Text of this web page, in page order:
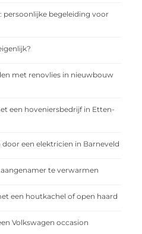
persoonlijke begeleiding voor
met renovlies in nieuwbouw
een hoveniersbedrijf in Etten-
een elektricien in Barneveld
te verwarmen
een houtkachel of open haard
Volkswagen occasion